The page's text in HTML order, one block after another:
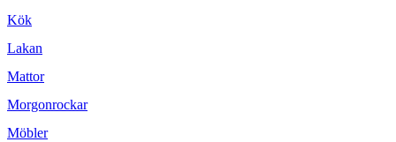
Kök
Lakan
Mattor
Morgonrockar
Möbler